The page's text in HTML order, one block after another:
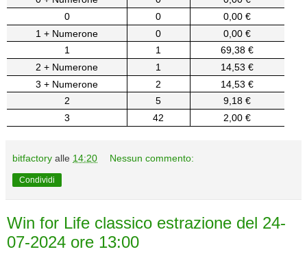
0
0
0,00 €
1 + Numerone
0
0,00 €
1
1
69,38 €
2 + Numerone
1
14,53 €
3 + Numerone
2
14,53 €
2
5
9,18 €
3
42 2,00 €
bitfactory alle 14:20 Nessun commento:
Condividi
Win for Life classico estrazione del 24-
07-2024 ore 13:00